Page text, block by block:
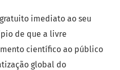
imediato ao seu
de que a livre
científico ao público
global do